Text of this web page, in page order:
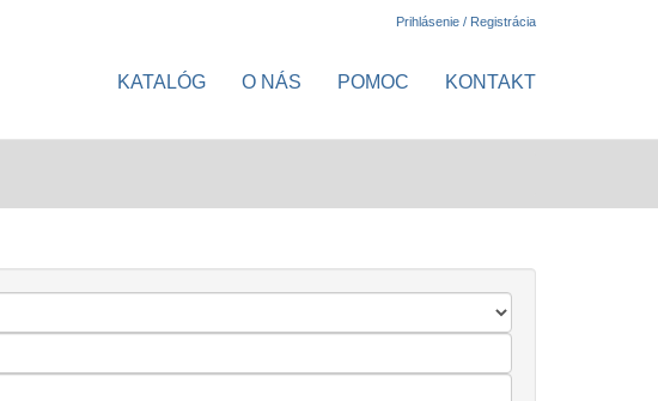
Prihlásenie / Registrácia
KATALÓG O NÁS POMOC KONTAKT